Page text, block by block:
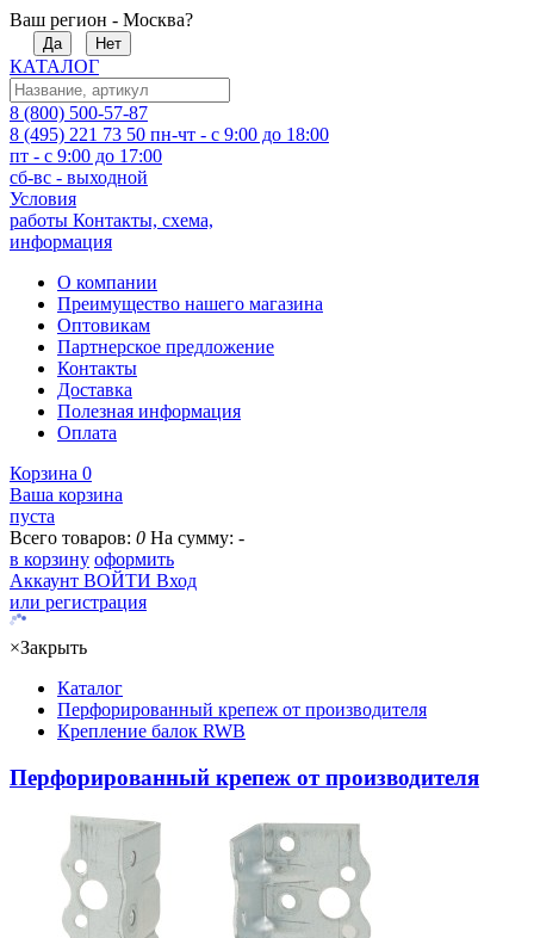
Ваш регион - Москва?
Да Нет
КАТАЛОГ
8 (800) 500-57-87
8 (495) 221 73 50 пн-чт - с 9:00 до 18:00
пт - с 9:00 до 17:00
сб-вс - выходной
Условия
работы Контакты, схема,
информация
О компании
Преимущество нашего магазина
Оптовикам
Партнерское предложение
Контакты
Доставка
Полезная информация
Оплата
Корзина 0
Ваша корзина
пуста
Всего товаров: 0 На сумму: -
в корзину оформить
Аккаунт ВОЙТИ Вход
или регистрация
×Закрыть
Каталог
Перфорированный крепеж от производителя
Крепление балок RWB
Перфорированный крепеж от производителя